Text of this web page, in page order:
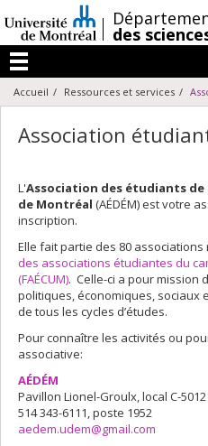
au
contenu
/
des
Menu
Accueil Ressources et services
Association
L'Association des étudiants
de Montréal (AÉDÉM) est votre
inscription.
Elle fait partie des 80
des associations étudiantes du
(FAÉCUM). Celle-ci a pour mission
politiques, économiques, sociaux
de tous les cycles d’études.
Pour connaître les activités ou
associative:
AÉDÉM
Pavillon Lionel-Groulx, local C-5012
514 343-6111, poste 1952
aedem.udem@gmail.com